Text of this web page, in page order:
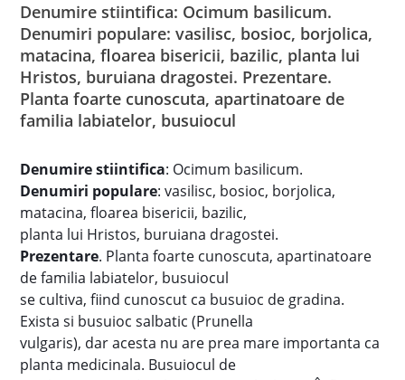
Denumire stiintifica: Ocimum basilicum.
Denumiri populare: vasilisc, bosioc, borjolica,
matacina, floarea bisericii, bazilic, planta lui
Hristos, buruiana dragostei. Prezentare.
Planta foarte cunoscuta, apartinatoare de
familia labiatelor, busuiocul
Denumire stiintifica: Ocimum basilicum.
Denumiri populare: vasilisc, bosioc, borjolica,
matacina, floarea bisericii, bazilic,
planta lui Hristos, buruiana dragostei.
Prezentare. Planta foarte cunoscuta, apartinatoare
de familia labiatelor, busuiocul
se cultiva, fiind cunoscut ca busuioc de gradina.
Exista si busuioc salbatic (Prunella
vulgaris), dar acesta nu are prea mare importanta ca
planta medicinala. Busuiocul de